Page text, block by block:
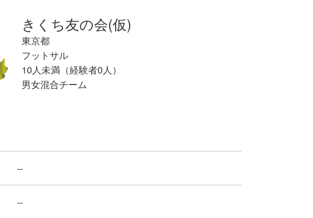
きくち友の会(仮)
東京都
フットサル
10人未満（経験者0人）
男女混合チーム
--
--